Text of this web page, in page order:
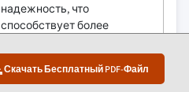
Скачать Бесплатный PDF-Файл
надежность, что
способствует более
врачами и поддерживает
инновации продуктов и рост